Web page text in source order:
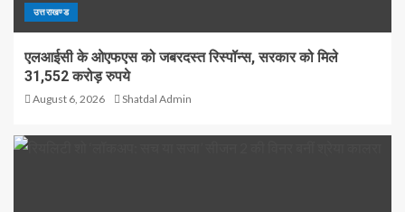
उत्तराखण्ड
एलआईसी के ओएफएस को जबरदस्त रिस्पॉन्स, सरकार को मिले
31,552 करोड़ रुपये
August 6, 2026 Shatdal Admin